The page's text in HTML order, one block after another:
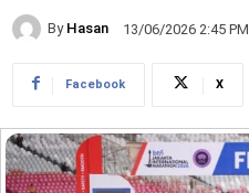
By Hasan 13/06/2026 2:45 PM
Facebook X